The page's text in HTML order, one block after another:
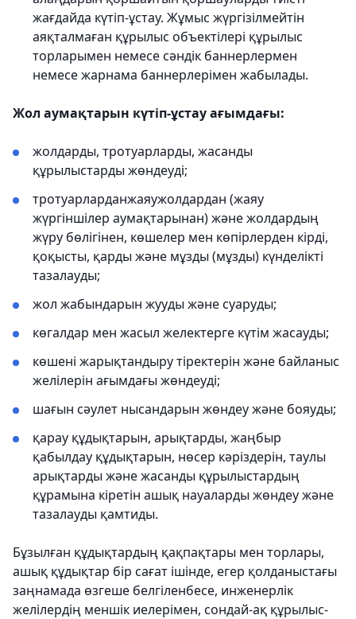
жағдайда күтіп-ұстау. Жұмыс жүргізілмейтін
аяқталмаған құрылыс объектілері құрылыс
торларымен немесе сәндік баннерлермен
немесе жарнама баннерлерімен жабылады.
Жол аумақтарын күтіп-ұстау ағымдағы:
жолдарды, тротуарларды, жасанды
құрылыстарды жөндеуді;
тротуарларданжаяужолдардан (жаяу
жүргіншілер аумақтарынан) және жолдардың
жүру бөлігінен, көшелер мен көпірлерден кірді,
қоқысты, қарды және мұзды (мұзды) күнделікті
тазалауды;
жол жабындарын жууды және суаруды;
көгалдар мен жасыл желектерге күтім жасауды;
көшені жарықтандыру тіректерін және байланыс
желілерін ағымдағы жөндеуді;
шағын сәулет нысандарын жөндеу және бояуды;
қарау құдықтарын, арықтарды, жаңбыр
қабылдау құдықтарын, нөсер кәріздерін, таулы
арықтарды және жасанды құрылыстардың
құрамына кіретін ашық науаларды жөндеу және
тазалауды қамтиды.
Бұзылған құдықтардың қақпақтары мен торлары,
ашық құдықтар бір сағат ішінде, егер қолданыстағы
заңнамада өзгеше белгіленбесе, инженерлік
желілердің меншік иелерімен, сондай-ақ құрылыс-